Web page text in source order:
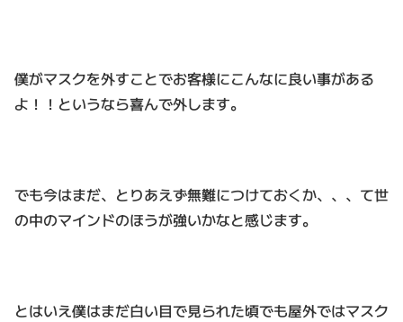
僕がマスクを外すことでお客様にこんなに良い事がある
よ！！というなら喜んで外します。
でも今はまだ、とりあえず無難につけておくか、、、て世
の中のマインドのほうが強いかなと感じます。
とはいえ僕はまだ白い目で見られた頃でも屋外ではマスク